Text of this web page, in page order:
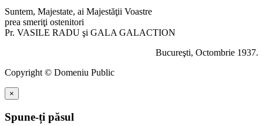
Suntem, Majestate, ai Majestăţii Voastre
prea smeriţi ostenitori
Pr. VASILE RADU şi GALA GALACTION
Bucureşti, Octombrie 1937.
Copyright © Domeniu Public
×
Spune-ți păsul